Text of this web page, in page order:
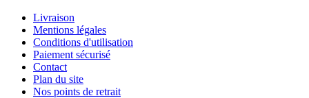
Livraison
Mentions légales
Conditions d'utilisation
Paiement sécurisé
Contact
Plan du site
Nos points de retrait